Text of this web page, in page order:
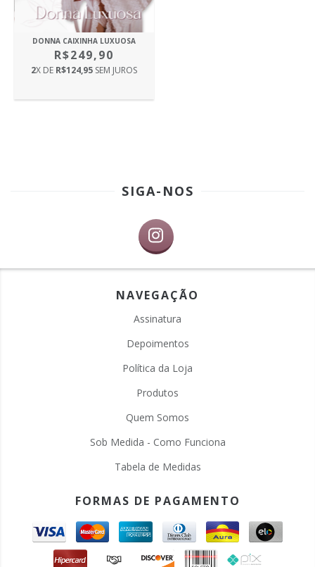
DONNA CAIXINHA LUXUOSA
R$249,90
2X DE R$124,95 SEM JUROS
SIGA-NOS
NAVEGAÇÃO
Assinatura
Depoimentos
Política da Loja
Produtos
Quem Somos
Sob Medida - Como Funciona
Tabela de Medidas
FORMAS DE PAGAMENTO